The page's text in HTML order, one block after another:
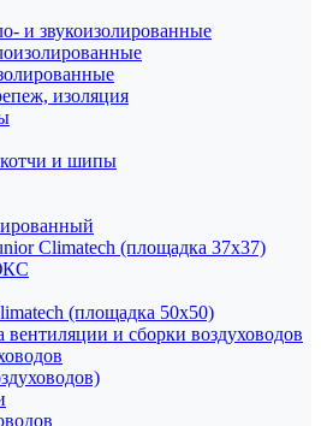
и звукоизолированные
изоляция
и шипы
Climatech (площадка 37х37)
(площадка 50х50)
вентиляции и сборки воздуховодов